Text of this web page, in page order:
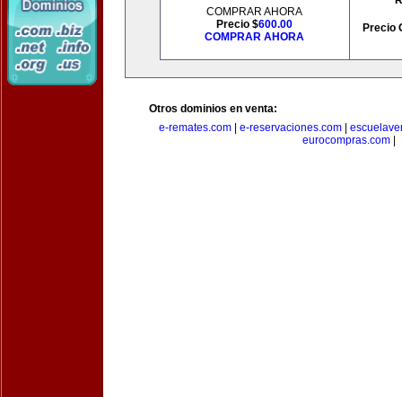
COMPRAR AHORA
Precio $600.00
COMPRAR AHORA
Precio
Otros dominios en venta:
e-remates.com| e-reservaciones.com|
eurocompras.com